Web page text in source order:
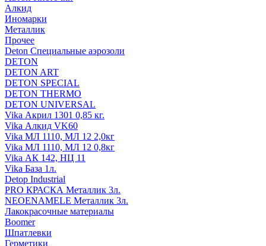
Алкид
Иномарки
Металлик
Прочее
Deton Специальные аэрозоли
DETON
DETON ART
DETON SPECIAL
DETON THERMO
DETON UNIVERSAL
Vika Акрил 1301 0,85 кг.
Vika Алкид VK60
Vika МЛ 1110, МЛ 12 2,0кг
Vika МЛ 1110, МЛ 12 0,8кг
Vika АК 142, НЦ 11
Vika База 1л.
Detop Industrial
PRO КРАСКА Металлик 3л.
NEOENAMELE Металлик 3л.
Лакокрасочные материалы
Boomer
Шпатлевки
Герметики